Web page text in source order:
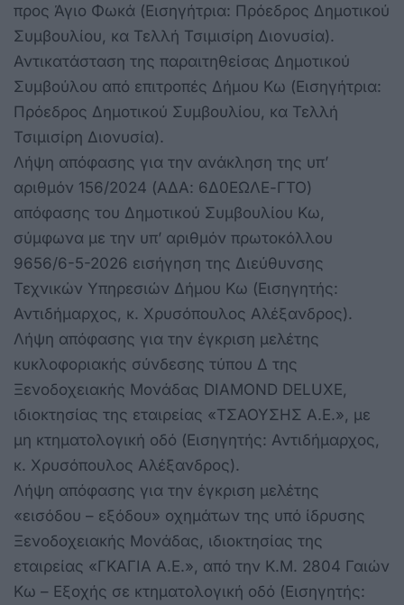
προς Άγιο Φωκά (Εισηγήτρια: Πρόεδρος Δημοτικού
Συμβουλίου, κα Τελλή Τσιμισίρη Διονυσία).
Αντικατάσταση της παραιτηθείσας Δημοτικού
Συμβούλου από επιτροπές Δήμου Κω (Εισηγήτρια:
Πρόεδρος Δημοτικού Συμβουλίου, κα Τελλή
Τσιμισίρη Διονυσία).
Λήψη απόφασης για την ανάκληση της υπ’
αριθμόν 156/2024 (ΑΔΑ: 6Δ0ΕΩΛΕ-ΓΤΟ)
απόφασης του Δημοτικού Συμβουλίου Κω,
σύμφωνα με την υπ’ αριθμόν πρωτοκόλλου
9656/6-5-2026 εισήγηση της Διεύθυνσης
Τεχνικών Υπηρεσιών Δήμου Κω (Εισηγητής:
Αντιδήμαρχος, κ. Χρυσόπουλος Αλέξανδρος).
Λήψη απόφασης για την έγκριση μελέτης
κυκλοφοριακής σύνδεσης τύπου Δ της
Ξενοδοχειακής Μονάδας DIAMOND DELUXE,
ιδιοκτησίας της εταιρείας «ΤΣΑΟΥΣΗΣ Α.Ε.», με
μη κτηματολογική οδό (Εισηγητής: Αντιδήμαρχος,
κ. Χρυσόπουλος Αλέξανδρος).
Λήψη απόφασης για την έγκριση μελέτης
«εισόδου – εξόδου» οχημάτων της υπό ίδρυσης
Ξενοδοχειακής Μονάδας, ιδιοκτησίας της
εταιρείας «ΓΚΑΓΙΑ Α.Ε.», από την Κ.Μ. 2804 Γαιών
Κω – Εξοχής σε κτηματολογική οδό (Εισηγητής: